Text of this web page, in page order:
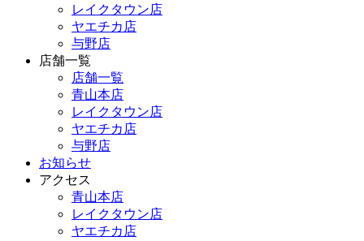
レイクタウン店
ヤエチカ店
与野店
店舗一覧
店舗一覧
青山本店
レイクタウン店
ヤエチカ店
与野店
お知らせ
アクセス
青山本店
レイクタウン店
ヤエチカ店